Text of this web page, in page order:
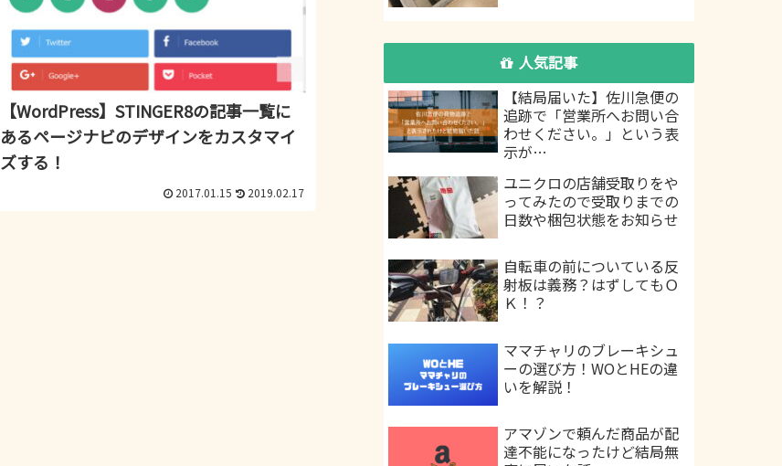
【WordPress】STINGER8の記事一覧に
あるページナビのデザインをカスタマイ
ズする！
2017.01.15 2019.02.17
人気記事
【結局届いた】佐川急便の
追跡で「営業所へお問い合
わせください。」という表
示が…
ユニクロの店舗受取りをや
ってみたので受取りまでの
日数や梱包状態をお知らせ
自転車の前についている反
射板は義務？はずしてもＯ
Ｋ！？
ママチャリのブレーキシュ
ーの選び方！WOとHEの違
いを解説！
アマゾンで頼んだ商品が配
達不能になったけど結局無